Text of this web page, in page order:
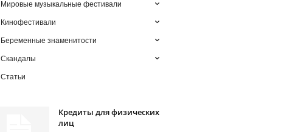
Мировые музыкальные фестивали
Кинофестивали
Беременные знаменитости
Скандалы
Статьи
Кредиты для физических
лиц